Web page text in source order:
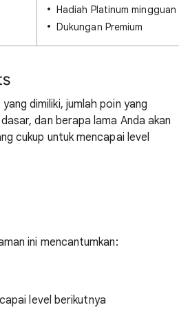
Hadiah Platinum mingguan
Dukungan Premium
dimiliki, jumlah poin yang
dan berapa lama Anda akan
cukup untuk mencapai level
ini mencantumkan:
level berikutnya